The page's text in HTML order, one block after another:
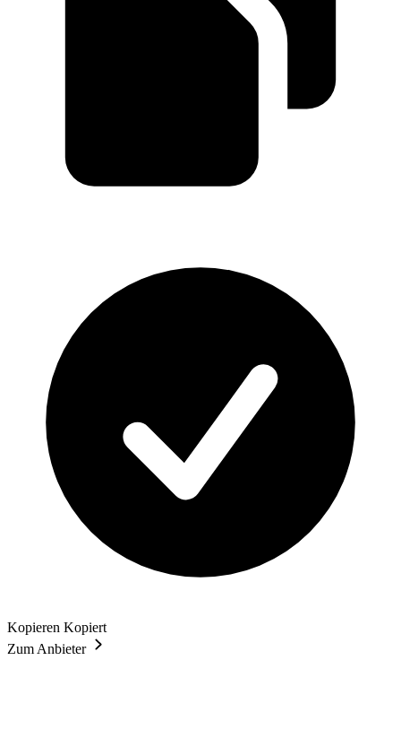
Kopieren Kopiert
Zum Anbieter